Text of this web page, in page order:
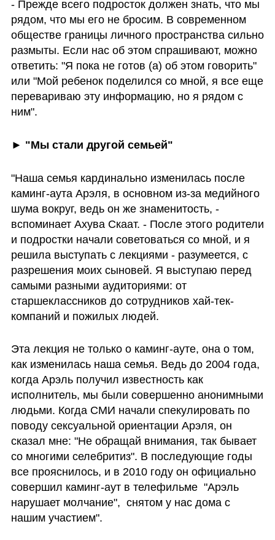
- Прежде всего подросток должен знать, что мы
рядом, что мы его не бросим. В современном
обществе границы личного пространства сильно
размыты. Если нас об этом спрашивают, можно
ответить: "Я пока не готов (а) об этом говорить"
или "Мой ребенок поделился со мной, я все еще
перевариваю эту информацию, но я рядом с
ним".
► "Мы стали другой семьей"
"Наша семья кардинально изменилась после
каминг-аута Арэля, в основном из-за медийного
шума вокруг, ведь он же знаменитость, -
вспоминает Ахува Скаат. - После этого родители
и подростки начали советоваться со мной, и я
решила выступать с лекциями - разумеется, с
разрешения моих сыновей. Я выступаю перед
самыми разными аудиториями: от
старшеклассников до сотрудников хай-тек-
компаний и пожилых людей.
Эта лекция не только о каминг-ауте, она о том,
как изменилась наша семья. Ведь до 2004 года,
когда Арэль получил известность как
исполнитель, мы были совершенно анонимными
людьми. Когда СМИ начали спекулировать по
поводу сексуальной ориентации Арэля, он
сказал мне: "Не обращай внимания, так бывает
со многими селебритиз". В последующие годы
все прояснилось, и в 2010 году он официально
совершил каминг-аут в телефильме  "Арэль
нарушает молчание",  снятом у нас дома с
нашим участием".